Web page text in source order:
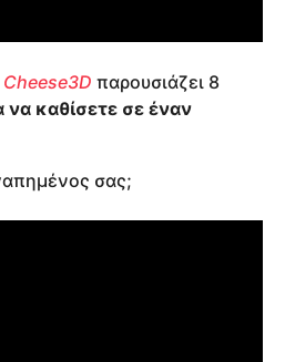
Cheese3D παρουσιάζει 8
να καθίσετε σε έναν
σας;